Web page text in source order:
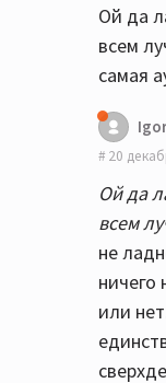
Ой да
всем
самая
20
Ой да
всем
не
ничего
или